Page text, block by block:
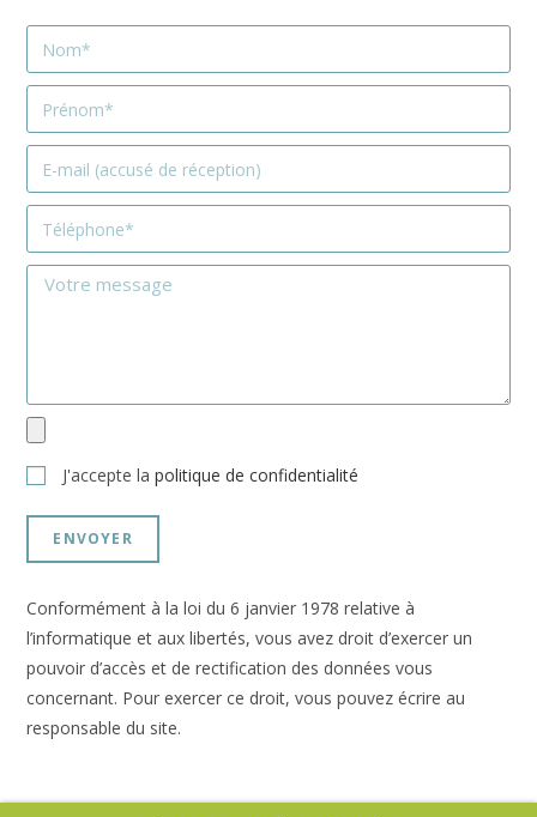
J'accepte lapolitique de confidentialité
ENVOYER
Conformément à la loi du 6 janvier 1978 relative à
l’informatique et aux libertés, vous avez droit d’exercer un
pouvoir d’accès et de rectification des données vous
concernant. Pour exercer ce droit, vous pouvez écrire au
responsable du site.